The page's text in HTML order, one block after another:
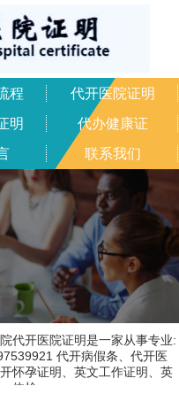
程
代开医院证明
明
代办健康证
联系我们
开医院证明是一家从事专业:
代开病假条、代开医
怀孕证明、英文工作证明、英
体检...